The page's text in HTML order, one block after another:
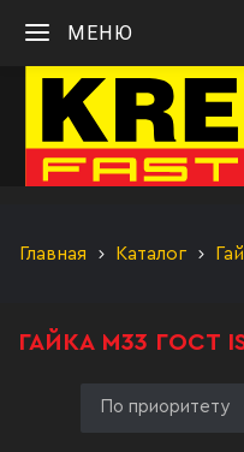
МЕНЮ
Главная Каталог
ГАЙКА М33 ГОСТ
По приоритету